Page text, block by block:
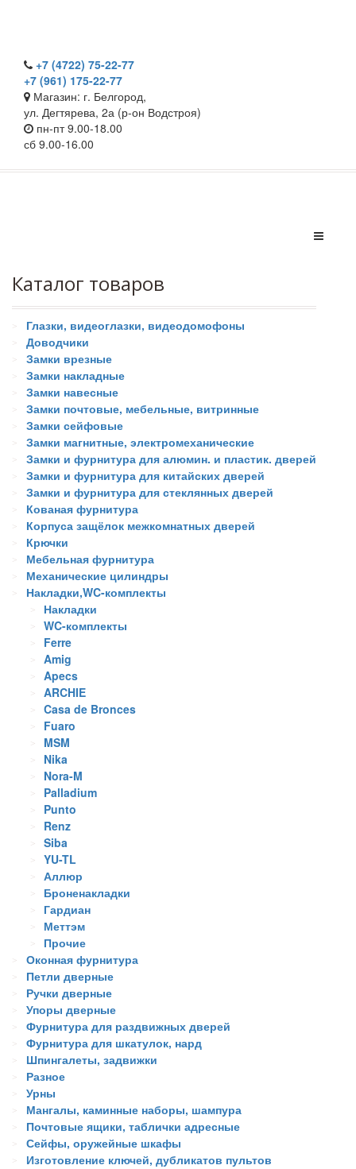
+7 (4722) 75-22-77
+7 (961) 175-22-77
Магазин: г. Белгород,
ул. Дегтярева, 2а (р-он Водстроя)
пн-пт 9.00-18.00
сб 9.00-16.00
Каталог товаров
Глазки, видеоглазки, видеодомофоны
Доводчики
Замки врезные
Замки накладные
Замки навесные
Замки почтовые, мебельные, витринные
Замки сейфовые
Замки магнитные, электромеханические
Замки и фурнитура для алюмин. и пластик. дверей
Замки и фурнитура для китайских дверей
Замки и фурнитура для стеклянных дверей
Кованая фурнитура
Корпуса защёлок межкомнатных дверей
Крючки
Мебельная фурнитура
Механические цилиндры
Накладки,WC-комплекты
Накладки
WC-комплекты
Ferre
Amig
Apecs
ARCHIE
Casa de Bronces
Fuaro
MSM
Nika
Nora-M
Palladium
Punto
Renz
Siba
YU-TL
Аллюр
Броненакладки
Гардиан
Меттэм
Прочие
Оконная фурнитура
Петли дверные
Ручки дверные
Упоры дверные
Фурнитура для раздвижных дверей
Фурнитура для шкатулок, нард
Шпингалеты, задвижки
Разное
Урны
Мангалы, каминные наборы, шампура
Почтовые ящики, таблички адресные
Сейфы, оружейные шкафы
Изготовление ключей, дубликатов пультов